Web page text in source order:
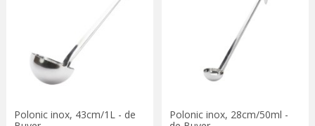
Polonic inox, 43cm/1L - de
Polonic inox, 28cm/50ml -